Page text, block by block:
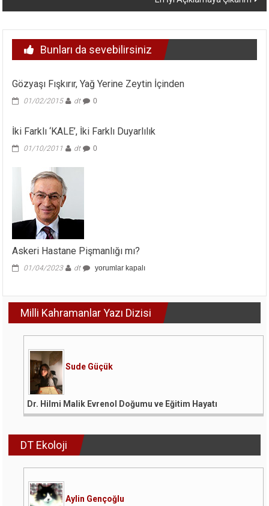
Bunları da sevebilirsiniz
Gözyaşı Fışkırır, Yağ Yerine Zeytin İçinden
01/02/2015 dt 0
İki Farklı ‘KALE’, İki Farklı Duyarlılık
01/10/2011 dt 0
Askeri Hastane Pişmanlığı mı?
01/04/2023 dt
Askeri
için
yorumlar kapalı
Milli Kahramanlar Yazı Dizisi
Sude Güçük
Dr. Hilmi Malik Evrenol Doğumu ve Eğitim Hayatı
DT Ekoloji
Aylin Gençoğlu